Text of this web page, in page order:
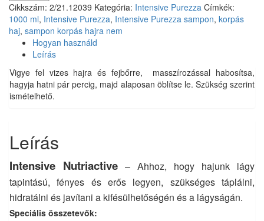
Cikkszám: 2/21.12039 Kategória: Intensive Purezza Címkék:
1000 ml, Intensive Purezza, Intensive Purezza sampon, korpás
haj, sampon korpás hajra nem
Hogyan használd
Leírás
Vigye fel vizes hajra és fejbőrre, masszírozással habosítsa,
hagyja hatni pár percig, majd alaposan öblítse le. Szükség szerint
ismételhető.
Leírás
Intensive Nutriactive – Ahhoz, hogy hajunk lágy
tapintású, fényes és erős legyen, szükséges táplálni,
hidratálni és javítani a kifésülhetőségén és a lágyságán.
Speciális összetevők: